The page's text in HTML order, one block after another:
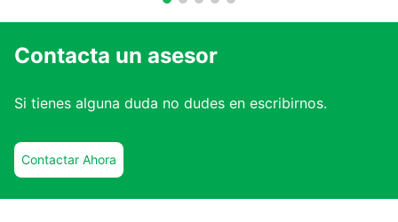
Contacta un asesor
Si tienes alguna duda no dudes en escribirnos.
Contactar Ahora